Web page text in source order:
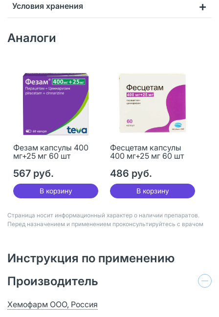
Условия хранения
Аналоги
Фезам капсулы 400
мг+25 мг 60 шт
567 руб.
В корзину
Фесцетам капсулы
400 мг+25 мг 60 шт
486 руб.
В корзину
Страница носит информационный характер о наличии препаратов.
Перед назначением и применением проконсультируйтесь с врачом
Инструкция по применению
Производитель
Хемофарм ООО, Россия